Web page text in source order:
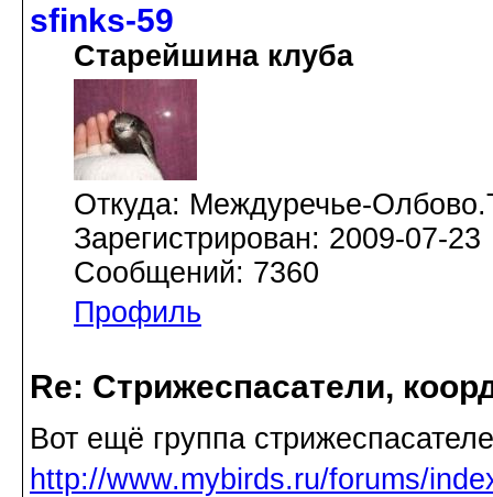
sfinks-59
Старейшина клуба
Откуда: Междуречье-
Зарегистрирован: 2009-07-23
Сообщений: 7360
Профиль
Re: Стрижеспасатели,
Вот ещё группа
http://www.mybirds.ru/forums/